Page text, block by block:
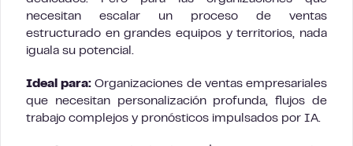
necesitan escalar un proceso de ventas
estructurado en grandes equipos y territorios, nada
iguala su potencial.
Ideal para: Organizaciones de ventas empresariales
que necesitan personalización profunda, flujos de
trabajo complejos y pronósticos impulsados por IA.